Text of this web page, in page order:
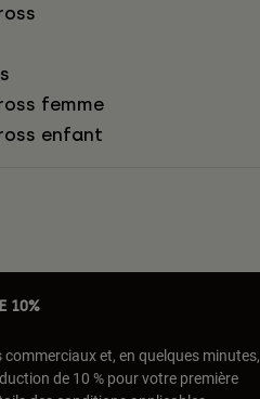
femme
enfant
10%
et, en quelques minutes,
de 10 % pour votre première